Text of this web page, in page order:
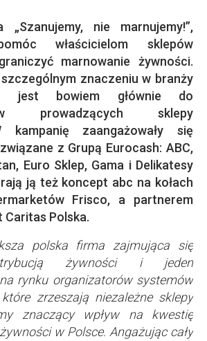
„Szanujemy, nie marnujemy!”,
właścicielom sklepów
marnowanie żywności.
znaczeniu w branży
jest bowiem głównie do
prowadzących sklepy
kampanię zaangażowały się
z Grupą Eurocash: ABC,
Euro Sklep, Gama i Delikatesy
ją też koncept abc na kołach
Frisco, a partnerem
Caritas Polska.
polska firma zajmująca się
żywności i jeden
rynku organizatorów systemów
zrzeszają niezależne sklepy
znaczący wpływ na kwestię
w Polsce. Angażując cały